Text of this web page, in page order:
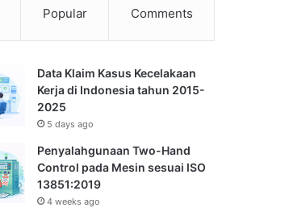
Popular Comments
Data Klaim Kasus Kecelakaan
Kerja di Indonesia tahun 2015-
2025
5 days ago
Penyalahgunaan Two-Hand
Control pada Mesin sesuai ISO
13851:2019
4 weeks ago